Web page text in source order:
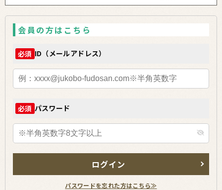
会員の方はこちら
必須 ID（メールアドレス）
必須 パスワード
ログイン
パスワードを忘れた方はこちら≫